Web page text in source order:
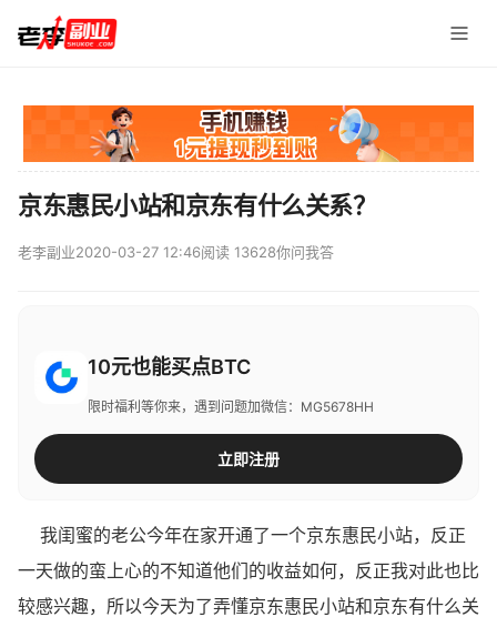
京东惠民小站和京东有什么关系？
老李副业2020-03-27 12:46阅读 13628你问我答
10元也能买点BTC
限时福利等你来，遇到问题加微信：MG5678HH
立即注册
我闺蜜的老公今年在家开通了一个京东惠民小站，反正
一天做的蛮上心的不知道他们的收益如何，反正我对此也比
较感兴趣，所以今天为了弄懂京东惠民小站和京东有什么关